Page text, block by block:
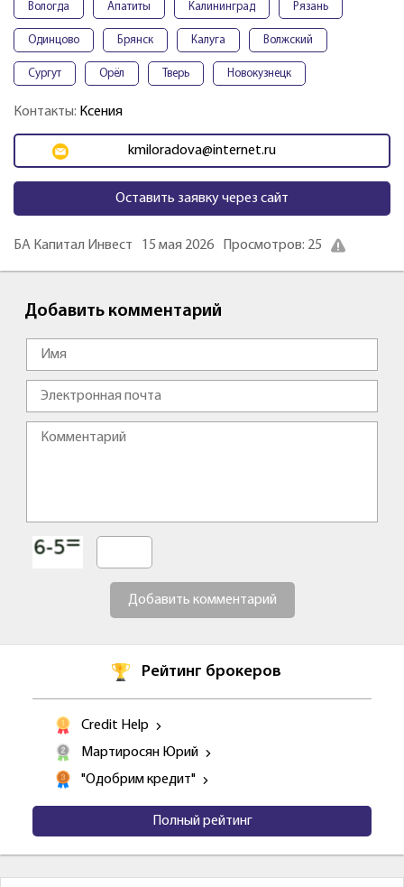
Вологда Апатиты Калининград Рязань
Одинцово Брянск Калуга Волжский
Сургут Орёл Тверь Новокузнецк
Контакты: Ксения
kmiloradova@internet.ru
Оставить заявку через сайт
БА Капитал Инвест 15 мая 2026 Просмотров: 25
Добавить комментарий
Добавить комментарий
Рейтинг брокеров
Credit Help
Мартиросян Юрий
"Одобрим кредит"
Полный рейтинг